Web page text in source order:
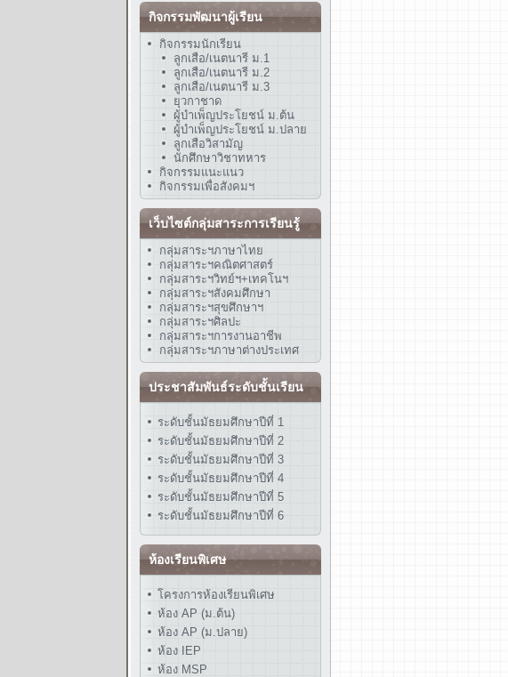
กิจกรรมพัฒนาผู้เรียน
กิจกรรมนักเรียน
ลูกเสือ/เนตนารี ม.1
ลูกเสือ/เนตนารี ม.2
ลูกเสือ/เนตนารี ม.3
ยุวกาชาด
ผู้บำเพ็ญประโยชน์ ม.ต้น
ผู้บำเพ็ญประโยชน์ ม.ปลาย
ลูกเสือวิสามัญ
นักศึกษาวิชาทหาร
กิจกรรมแนะแนว
กิจกรรมเพื่อสังคมฯ
เว็บไซต์กลุ่มสาระการเรียนรู้
กลุ่มสาระฯภาษาไทย
กลุ่มสาระฯคณิตศาสตร์
กลุ่มสาระฯวิทย์ฯ+เทคโนฯ
กลุ่มสาระฯสังคมศึกษา
กลุ่มสาระฯสุขศึกษาฯ
กลุ่มสาระฯศิลปะ
กลุ่มสาระฯการงานอาชีพ
กลุ่มสาระฯภาษาต่างประเทศ
ประชาสัมพันธ์ระดับชั้นเรียน
ระดับชั้นมัธยมศึกษาปีที่ 1
ระดับชั้นมัธยมศึกษาปีที่ 2
ระดับชั้นมัธยมศึกษาปีที่ 3
ระดับชั้นมัธยมศึกษาปีที่ 4
ระดับชั้นมัธยมศึกษาปีที่ 5
ระดับชั้นมัธยมศึกษาปีที่ 6
ห้องเรียนพิเศษ
โครงการห้องเรียนพิเศษ
ห้อง AP (ม.ต้น)
ห้อง AP (ม.ปลาย)
ห้อง IEP
ห้อง MSP